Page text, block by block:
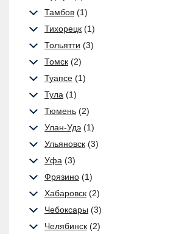
Тамбов (1)
Тихорецк (1)
Тольятти (3)
Томск (2)
Туапсе (1)
Тула (1)
Тюмень (2)
Улан-Удэ (1)
Ульяновск (3)
Уфа (3)
Фрязино (1)
Хабаровск (2)
Чебоксары (3)
Челябинск (2)